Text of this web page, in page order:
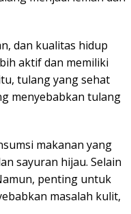
dan kualitas hidup
aktif dan memiliki
tulang yang sehat
menyebabkan tulang
makanan yang
sayuran hijau. Selain
penting untuk
masalah kulit,